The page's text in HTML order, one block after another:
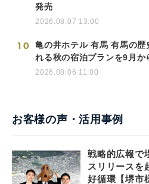
発売
2026.08.07 13:00
10
亀の井ホテル 有馬 有馬の歴
れる秋の宿泊プランを9月か
2026.08.06 11:00
お客様の声・活用事例
戦略的広報で
スリリースを
好循環【堺市